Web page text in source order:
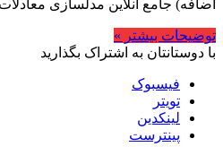
اضافه) جامع آنلاین مدلسازی
توضیحات بیشتر »
با دوستانتان به اشتراک بگذارید
فیسبوک
تویتر
لینکدین
پینترست